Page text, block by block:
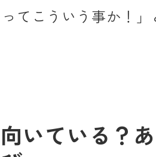
てこういう事か！
いている？